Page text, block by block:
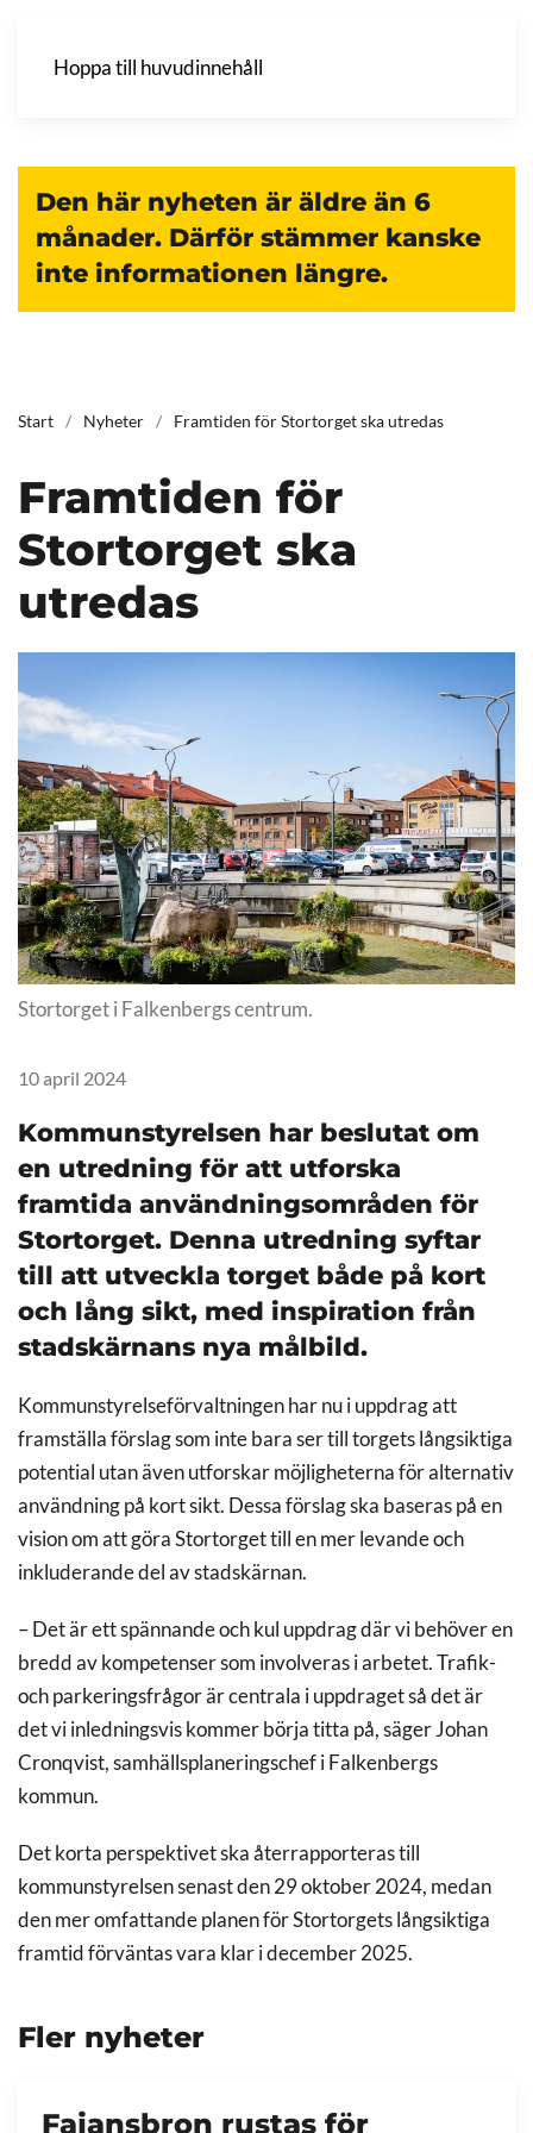
Hoppa till huvudinnehåll
Den här nyheten är äldre än 6
månader. Därför stämmer kanske
inte informationen längre.
Start Nyheter Framtiden för Stortorget ska utredas
Framtiden för
Stortorget ska
utredas
Stortorget i Falkenbergs centrum.
10 april 2024
Kommunstyrelsen har beslutat om
en utredning för att utforska
framtida användningsområden för
Stortorget. Denna utredning syftar
till att utveckla torget både på kort
och lång sikt, med inspiration från
stadskärnans nya målbild.
Kommunstyrelseförvaltningen har nu i uppdrag att
framställa förslag som inte bara ser till torgets långsiktiga
potential utan även utforskar möjligheterna för alternativ
användning på kort sikt. Dessa förslag ska baseras på en
vision om att göra Stortorget till en mer levande och
inkluderande del av stadskärnan.
– Det är ett spännande och kul uppdrag där vi behöver en
bredd av kompetenser som involveras i arbetet. Trafik-
och parkeringsfrågor är centrala i uppdraget så det är
det vi inledningsvis kommer börja titta på, säger Johan
Cronqvist, samhällsplaneringschef i Falkenbergs
kommun.
Det korta perspektivet ska återrapporteras till
kommunstyrelsen senast den 29 oktober 2024, medan
den mer omfattande planen för Stortorgets långsiktiga
framtid förväntas vara klar i december 2025.
Fler nyheter
Fajansbron rustas för